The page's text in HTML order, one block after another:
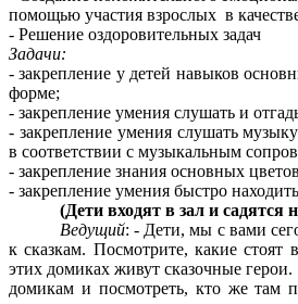
помощью участия взрослых в
- Решение оздоровительных задач
Задачи:
- закрепление у детей навыков
форме;
- закрепление умения слушать и
- закрепление умения слушать
в соответствии с музыкальным
- закрепление знания основных
- закрепление умения быстро
(Дети входят в зал и садятся
Ведущий: - Дети, мы с вами
к сказкам. Посмотрите, какие
этих домиках живут сказочные
домикам и посмотреть, кто же там